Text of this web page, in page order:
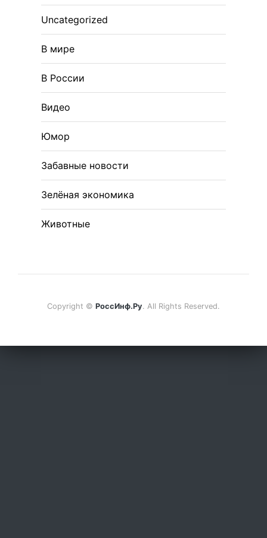
Uncategorized
В мире
В России
Видео
Юмор
Забавные новости
Зелёная экономика
Животные
Copyright © РоссИнф.Ру. All Rights Reserved.